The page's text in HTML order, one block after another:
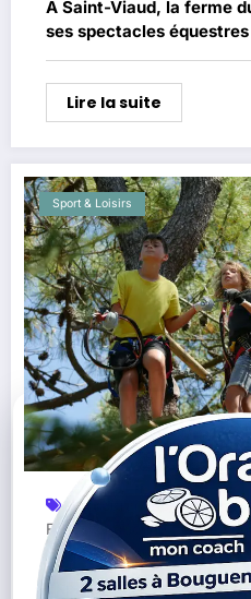
À Saint-Viaud, la ferme
ses spectacles
Lire la suite
Sport & Loisirs
Accrobranche,Activité
Forêt Vendéenne Loisirs
Saint Jean De Monts,Sortie
Explora Parc :